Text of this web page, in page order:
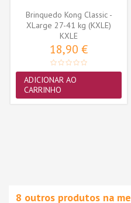
Brinquedo Kong Classic -
XLarge 27-41 kg (KXLE)
KXLE
18,90 €
ADICIONAR AO
CARRINHO
8 outros produtos na